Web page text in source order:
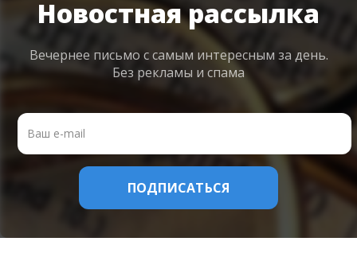
Новостная рассылка
Вечернее письмо с самым интересным за день.
Без рекламы и спама